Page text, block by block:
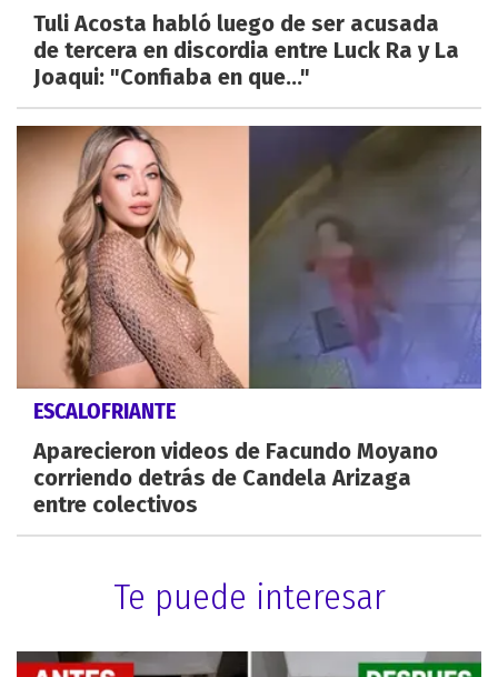
Tuli Acosta habló luego de ser acusada
de tercera en discordia entre Luck Ra y La
Joaqui: "Confiaba en que..."
ESCALOFRIANTE
Aparecieron videos de Facundo Moyano
corriendo detrás de Candela Arizaga
entre colectivos
Te puede interesar